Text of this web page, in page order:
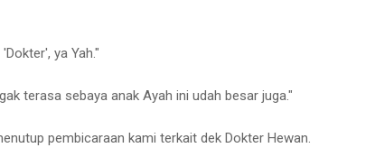
ya Yah."
terasa sebaya anak Ayah ini udah besar juga."
pembicaraan kami terkait dek Dokter Hewan.